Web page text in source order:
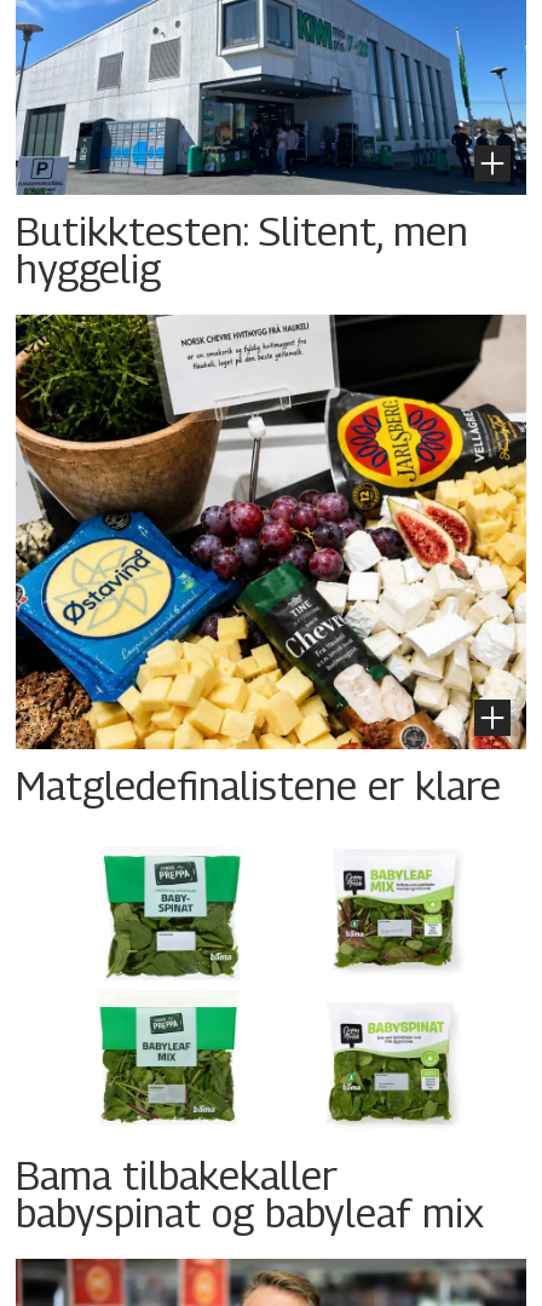
Butikktesten: Slitent, men
hyggelig
Matgledefinalistene er klare
Bama tilbakekaller
babyspinat og babyleaf mix